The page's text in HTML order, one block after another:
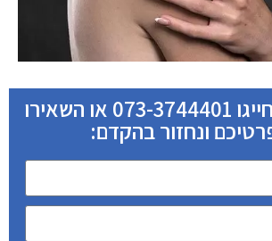
למידע נוסף חייגו 073-3744401 או השאירו
ונחזור בהקדם: